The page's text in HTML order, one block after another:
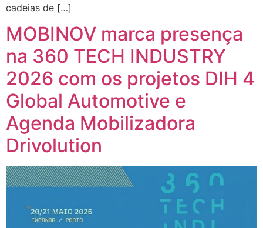
cadeias de […]
MOBINOV marca presença
na 360 TECH INDUSTRY
2026 com os projetos DIH 4
Global Automotive e
Agenda Mobilizadora
Drivolution